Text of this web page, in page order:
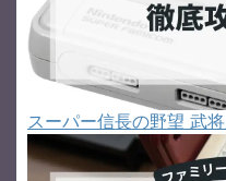
スーパー信長の野望 武